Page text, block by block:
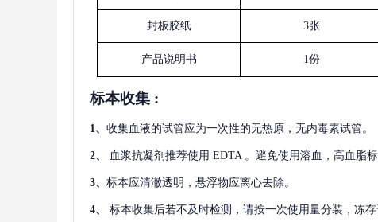
封板胶纸 3张
产品说明书 1份
标本收集 :
1、 收集血液的试管应为一次性的无热原，无内毒素试管。
2、 血浆抗凝剂推荐使用 EDTA 。避免使用溶血，高血脂标
3、 标本应清澈透明，悬浮物应离心去除。
4、 标本收集后若不及时检测，请按一次使用量分装，冻